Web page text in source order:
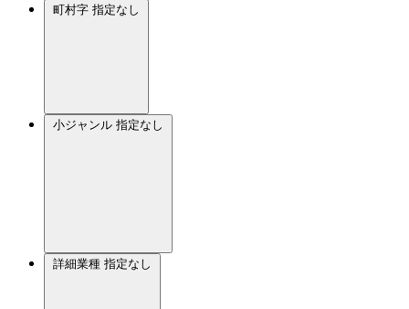
町村字 指定なし
小ジャンル 指定なし
詳細業種 指定なし